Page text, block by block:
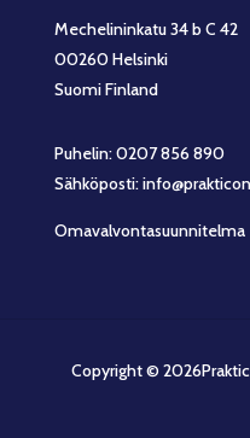
Mechelininkatu 34 b C 42
00260 Helsinki
Suomi Finland
Puhelin: 0207 856 890
Sähköposti:
Omavalvontasuunnitelma
Copyright ©